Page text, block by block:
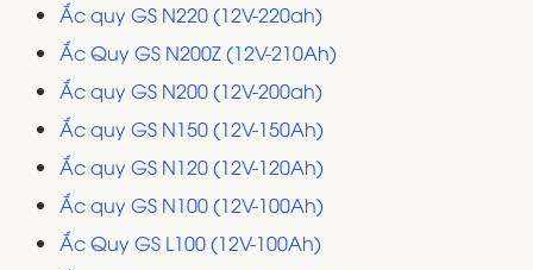
Ắc quy GS N220 (12V-220ah)
Ắc Quy GS N200Z (12V-210Ah)
Ắc quy GS N200 (12V-200ah)
Ắc quy GS N150 (12V-150Ah)
Ắc quy GS N120 (12V-120Ah)
Ắc quy GS N100 (12V-100Ah)
Ắc Quy GS L100 (12V-100Ah)